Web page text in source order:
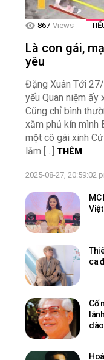
867 Views
Là con gái,
yêu
Đặng Xuân Tới
yếu Quan niệm ấy
Cũng chỉ bình
xăm phủ kín mình
một cô gái xinh
lắm […] THÊM
2025-08-27, 20:59:02
MC
ca
Cố